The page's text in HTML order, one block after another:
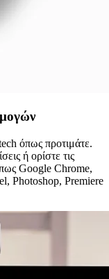
όπως προτιμάτε.
ή ορίστε τις
Google Chrome,
Photoshop, Premiere